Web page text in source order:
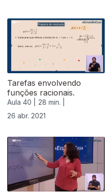
Tarefas envolvendo
funções racionais.
Aula 40 |
28 min. |
26 abr. 2021